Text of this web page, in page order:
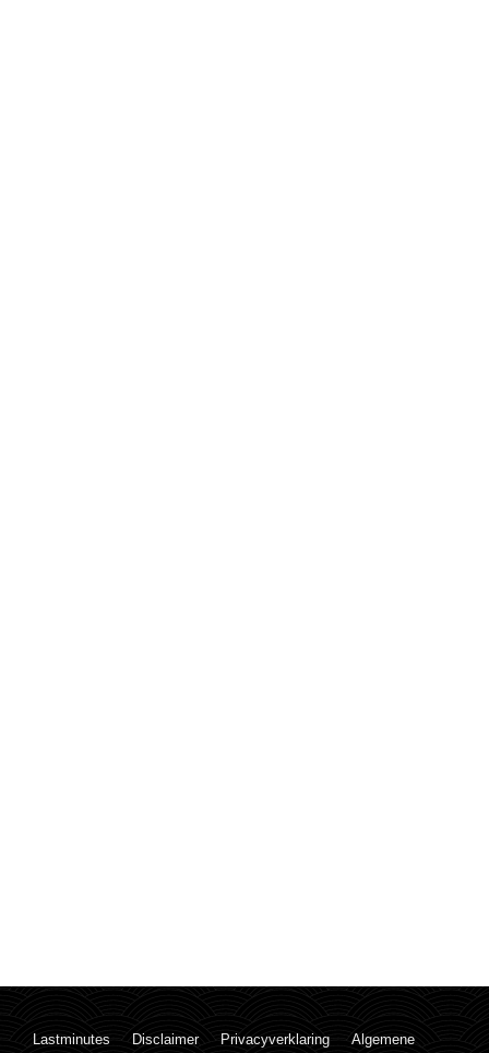
Lastminutes Disclaimer Privacyverklaring
Algemene